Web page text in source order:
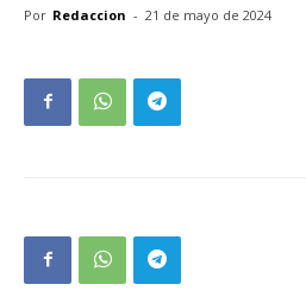
Por Redaccion - 21 de mayo de 2024